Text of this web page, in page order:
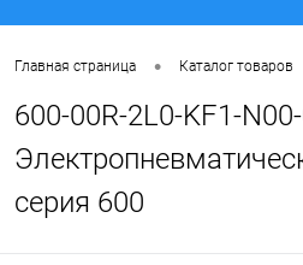
Главная страница • Каталог товаров
600-00R-2L0-KF1-
серия 600